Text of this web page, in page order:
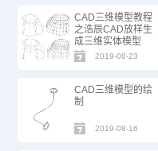
CAD三维模型教程
之浩辰CAD放样生
成三维实体模型
2019-08-23
CAD三维模型的绘
制
2019-08-16